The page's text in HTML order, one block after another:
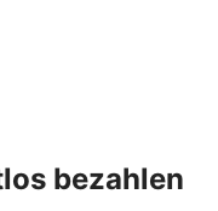
bezahlen